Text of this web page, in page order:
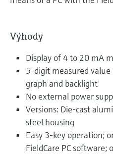
Výhody
Display of 4 to 20 mA
5-digit measured
graph and backlight
No external power
Versions: Die-cast
steel housing
Easy 3-key operation;
FieldCare PC